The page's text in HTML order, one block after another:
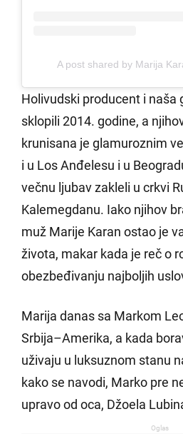
A post shared by Marija
Holivudski producent i naša
sklopili 2014. godine, a
krunisana je glamuroznim
i u Los Anđelesu i u
večnu ljubav zakleli u crkvi
Kalemegdanu. Iako njihov
muž Marije Karan ostao je
života, makar kada je reč o
obezbeđivanju najboljih
Marija danas sa Markom
Srbija–Amerika, a kada
uživaju u luksuznom stanu
kako se navodi, Marko pre
upravo od oca, Džoela
Oglas